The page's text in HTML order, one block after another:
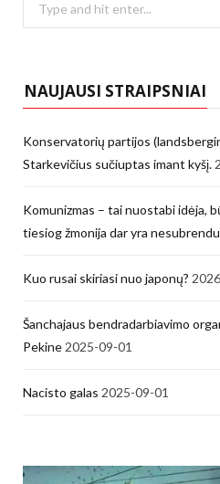
NAUJAUSI STRAIPSNIAI
Konservatorių partijos
Starkevičius sučiuptas imant kyšį.
Komunizmas – tai nuostabi idėja,
tiesiog žmonija dar yra
Kuo rusai skiriasi nuo japonų?
Šanchajaus bendradarbiavimo
Pekine 2025-09-01
Nacisto galas 2025-09-01